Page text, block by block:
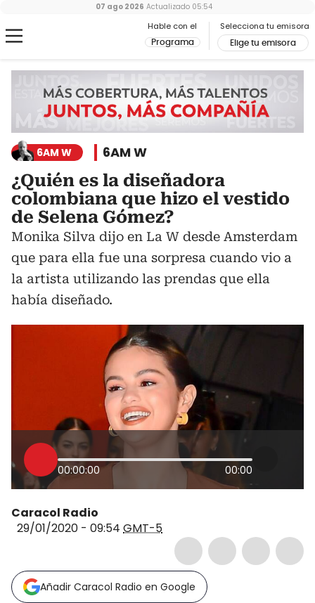
Hable con el
Programa
Selecciona tu emisora
Elige tu emisora
07 ago 2026 Actualizado 05:54
6AM W 6AM W
¿Quién es la diseñadora
colombiana que hizo el vestido
de Selena Gómez?
Monika Silva dijo en La W desde Amsterdam
que para ella fue una sorpresa cuando vio a
la artista utilizando las prendas que ella
había diseñado.
00:00:00 00:00
Caracol Radio
29/01/2020 - 09:54 GMT-5
Añadir Caracol Radio en Google